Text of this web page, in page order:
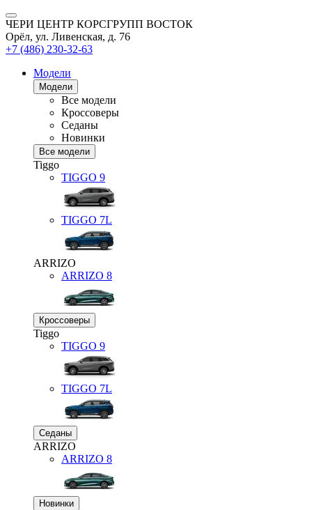
ЧЕРИ ЦЕНТР КОРСГРУПП ВОСТОК
Орёл, ул. Ливенская, д. 76
+7 (486) 230-32-63
Модели
Модели
Все модели
Кроссоверы
Седаны
Новинки
Все модели
Tiggo
TIGGO 9
TIGGO 7L
ARRIZO
ARRIZO 8
Кроссоверы
Tiggo
TIGGO 9
TIGGO 7L
Седаны
ARRIZO
ARRIZO 8
Новинки